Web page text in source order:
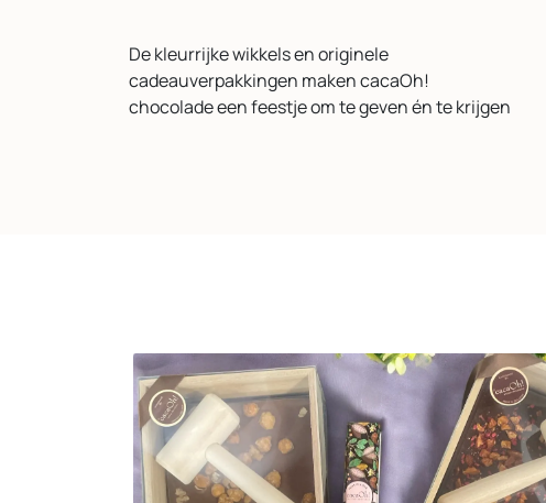
De kleurrijke wikkels en originele
cadeauverpakkingen maken cacaOh!
chocolade een feestje om te geven én te krijgen